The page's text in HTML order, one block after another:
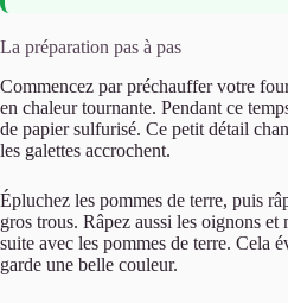
La préparation pas à pas
Commencez par préchauffer votre
en chaleur tournante. Pendant ce
de papier sulfurisé. Ce petit détail
les galettes accrochent.
Épluchez les pommes de terre, puis
gros trous. Râpez aussi les oignons et
suite avec les pommes de terre. Cela
garde une belle couleur.